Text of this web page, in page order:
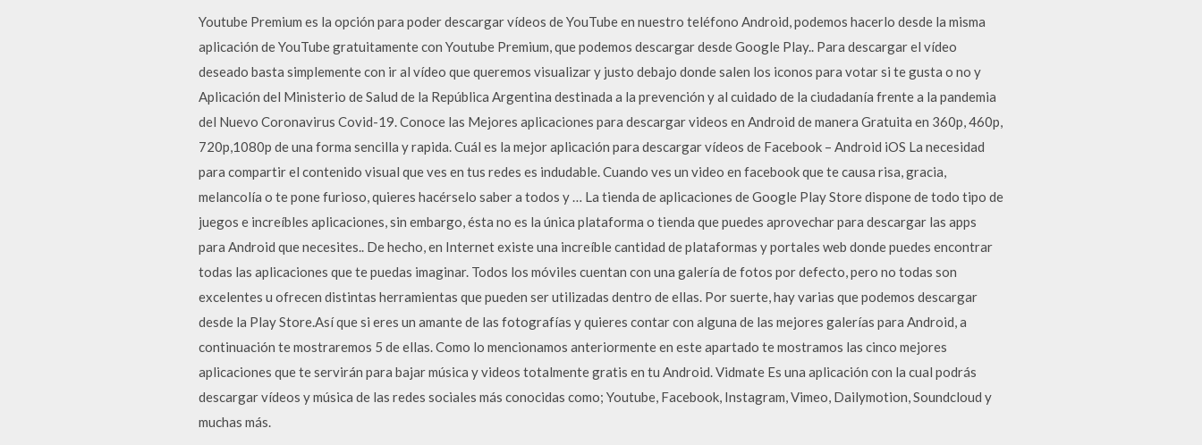
Youtube Premium es la opción para poder descargar vídeos de YouTube en nuestro teléfono Android, podemos hacerlo desde la misma
aplicación de YouTube gratuitamente con Youtube Premium, que podemos descargar desde Google Play.. Para descargar el vídeo
deseado basta simplemente con ir al vídeo que queremos visualizar y justo debajo donde salen los iconos para votar si te gusta o no y
Aplicación del Ministerio de Salud de la República Argentina destinada a la prevención y al cuidado de la ciudadanía frente a la pandemia
del Nuevo Coronavirus Covid-19. Conoce las Mejores aplicaciones para descargar videos en Android de manera Gratuita en 360p, 460p,
720p,1080p de una forma sencilla y rapida. Cuál es la mejor aplicación para descargar vídeos de Facebook – Android iOS La necesidad
para compartir el contenido visual que ves en tus redes es indudable. Cuando ves un video en facebook que te causa risa, gracia,
melancolía o te pone furioso, quieres hacérselo saber a todos y … La tienda de aplicaciones de Google Play Store dispone de todo tipo de
juegos e increíbles aplicaciones, sin embargo, ésta no es la única plataforma o tienda que puedes aprovechar para descargar las apps
para Android que necesites.. De hecho, en Internet existe una increíble cantidad de plataformas y portales web donde puedes encontrar
todas las aplicaciones que te puedas imaginar. Todos los móviles cuentan con una galería de fotos por defecto, pero no todas son
excelentes u ofrecen distintas herramientas que pueden ser utilizadas dentro de ellas. Por suerte, hay varias que podemos descargar
desde la Play Store.Así que si eres un amante de las fotografías y quieres contar con alguna de las mejores galerías para Android, a
continuación te mostraremos 5 de ellas. Como lo mencionamos anteriormente en este apartado te mostramos las cinco mejores
aplicaciones que te servirán para bajar música y videos totalmente gratis en tu Android. Vidmate Es una aplicación con la cual podrás
descargar vídeos y música de las redes sociales más conocidas como; Youtube, Facebook, Instagram, Vimeo, Dailymotion, Soundcloud y
muchas más.